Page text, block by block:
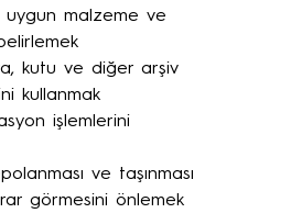
uygun malzeme ve
kutu ve diğer arşiv
kullanmak
işlemlerini
ve taşınması
görmesini önlemek